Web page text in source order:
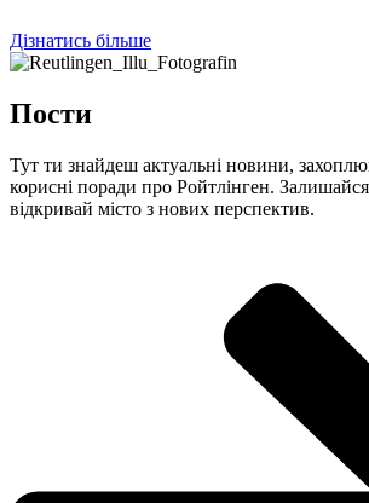
Дізнатись більше
Пости
Тут ти знайдеш актуальні новини,
корисні поради про Ройтлінген.
відкривай місто з нових перспектив.